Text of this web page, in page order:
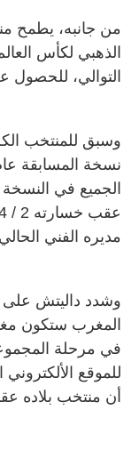
من جانبه، يطمح
الذهبي لكأس
التوالي، للحصول
وسبق للمنتخب
الجميع في
مديره الفني
وشدد داليتش على
المغرب ستكون
في مرحلة
للموقع
أن منتخب بلاده